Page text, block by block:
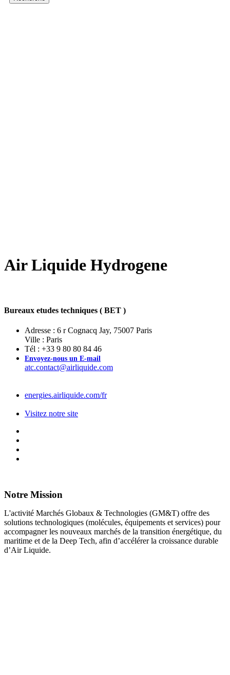
Air Liquide Hydrogene
Bureaux etudes techniques ( BET )
Adresse : 6 r Cognacq Jay, 75007 Paris
Ville : Paris
Tél : +33 9 80 80 84 46
Envoyez-nous un E-mail
atc.contact@airliquide.com
energies.airliquide.com/fr
Visitez notre site
Notre Mission
L'activité Marchés Globaux & Technologies (GM&T) offre des
solutions technologiques (molécules, équipements et services) pour
accompagner les nouveaux marchés de la transition énergétique, du
maritime et de la Deep Tech, afin d’accélérer la croissance durable
d’Air Liquide.